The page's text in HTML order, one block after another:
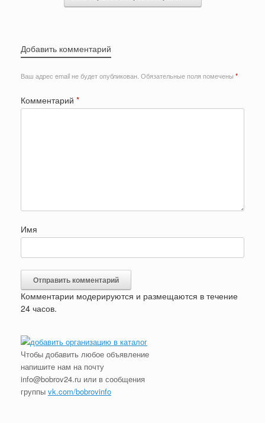
Добавить комментарий
Ваш адрес email не будет опубликован. Обязательные поля помечены *
Комментарий *
Имя
Комментарии модерируются и размещаются в течение
24 часов.
Чтобы добавить любое объявление
напишите нам на почту
info@bobrov24.ru или в сообщения
группы vk.com/bobrovinfo